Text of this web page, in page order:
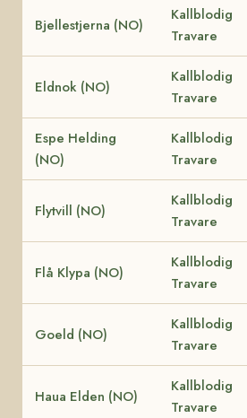
Bjellestjerna (NO)
Kallblodig
Travare
Eldnok (NO)
Kallblodig
Travare
Espe Helding
(NO)
Kallblodig
Travare
Flytvill (NO)
Kallblodig
Travare
Flå Klypa (NO)
Kallblodig
Travare
Goeld (NO)
Kallblodig
Travare
Haua Elden (NO)
Kallblodig
Travare